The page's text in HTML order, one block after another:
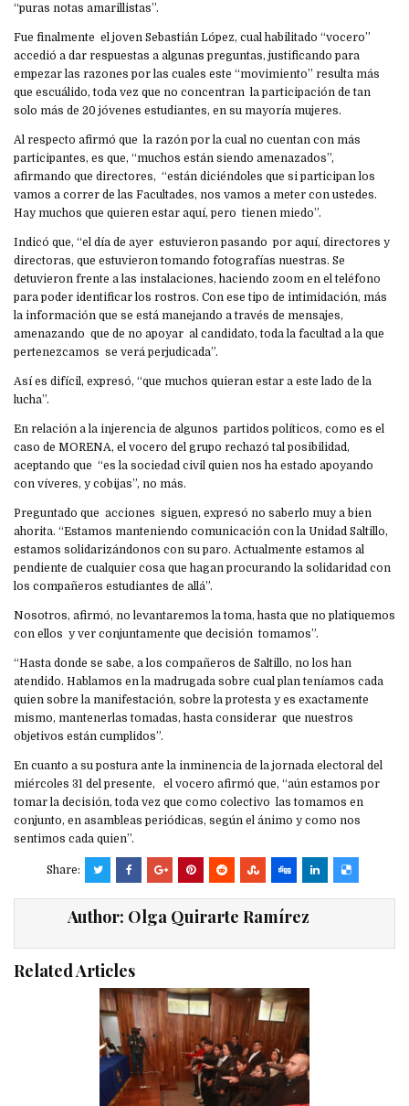
“puras notas amarillistas”.
Fue finalmente el joven Sebastián López, cual habilitado “vocero”
accedió a dar respuestas a algunas preguntas, justificando para
empezar las razones por las cuales este “movimiento” resulta más
que escuálido, toda vez que no concentran la participación de tan
solo más de 20 jóvenes estudiantes, en su mayoría mujeres.
Al respecto afirmó que la razón por la cual no cuentan con más
participantes, es que, “muchos están siendo amenazados”,
afirmando que directores, “están diciéndoles que si participan los
vamos a correr de las Facultades, nos vamos a meter con ustedes.
Hay muchos que quieren estar aquí, pero tienen miedo”.
Indicó que, “el día de ayer estuvieron pasando por aquí, directores y
directoras, que estuvieron tomando fotografías nuestras. Se
detuvieron frente a las instalaciones, haciendo zoom en el teléfono
para poder identificar los rostros. Con ese tipo de intimidación, más
la información que se está manejando a través de mensajes,
amenazando que de no apoyar al candidato, toda la facultad a la que
pertenezcamos se verá perjudicada”.
Así es difícil, expresó, “que muchos quieran estar a este lado de la
lucha”.
En relación a la injerencia de algunos partidos políticos, como es el
caso de MORENA, el vocero del grupo rechazó tal posibilidad,
aceptando que “es la sociedad civil quien nos ha estado apoyando
con víveres, y cobijas”, no más.
Preguntado que acciones siguen, expresó no saberlo muy a bien
ahorita. “Estamos manteniendo comunicación con la Unidad Saltillo,
estamos solidarizándonos con su paro. Actualmente estamos al
pendiente de cualquier cosa que hagan procurando la solidaridad con
los compañeros estudiantes de allá”.
Nosotros, afirmó, no levantaremos la toma, hasta que no platiquemos
con ellos y ver conjuntamente que decisión tomamos”.
“Hasta donde se sabe, a los compañeros de Saltillo, no los han
atendido. Hablamos en la madrugada sobre cual plan teníamos cada
quien sobre la manifestación, sobre la protesta y es exactamente
mismo, mantenerlas tomadas, hasta considerar que nuestros
objetivos están cumplidos”.
En cuanto a su postura ante la inminencia de la jornada electoral del
miércoles 31 del presente, el vocero afirmó que, “aún estamos por
tomar la decisión, toda vez que como colectivo las tomamos en
conjunto, en asambleas periódicas, según el ánimo y como nos
sentimos cada quien”.
Share:
Author: Olga Quirarte Ramírez
Related Articles